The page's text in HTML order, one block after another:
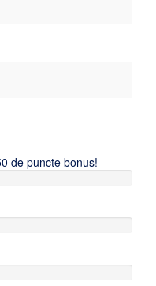
de puncte bonus!